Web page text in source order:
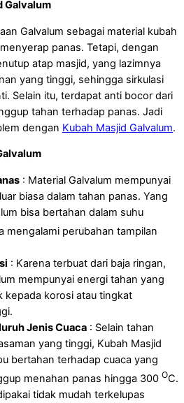
Galvalum
Galvalum sebagai material kubah
panas. Tetapi, dengan
atap masjid, yang lazimnya
yang tinggi, sehingga sirkulasi
Selain itu, terdapat anti bocor dari
tahan terhadap panas. Jadi
dengan Kubah Masjid Galvalum.
: Material Galvalum mempunyai
biasa dalam tahan panas. Yang
bisa bertahan dalam suhu
mengalami perubahan tampilan
: Karena terbuat dari baja ringan,
mempunyai energi tahan yang
kepada korosi atau tingkat
Jenis Cuaca : Selain tahan
yang tinggi, Kubah Masjid
bertahan terhadap cuaca yang
menahan panas hingga 300 OC.
tidak mudah terkelupas